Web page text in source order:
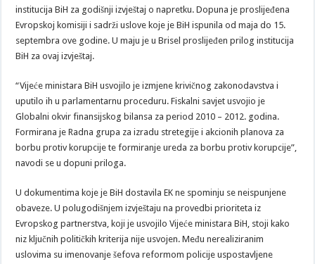
institucija BiH za godišnji izvještaj o napretku. Dopuna je proslijeđena
Evropskoj komisiji i sadrži uslove koje je BiH ispunila od maja do 15.
septembra ove godine. U maju je u Brisel proslijeđen prilog institucija
BiH za ovaj izvještaj.
“Vijeće ministara BiH usvojilo je izmjene krivičnog zakonodavstva i
uputilo ih u parlamentarnu proceduru. Fiskalni savjet usvojio je
Globalni okvir finansijskog bilansa za period 2010 – 2012. godina.
Formirana je Radna grupa za izradu stretegije i akcionih planova za
borbu protiv korupcije te formiranje ureda za borbu protiv korupcije”,
navodi se u dopuni priloga.
U dokumentima koje je BiH dostavila EK ne spominju se neispunjene
obaveze. U polugodišnjem izvještaju na provedbi prioriteta iz
Evropskog partnerstva, koji je usvojilo Vijeće ministara BiH, stoji kako
niz ključnih političkih kriterija nije usvojen. Među nerealiziranim
uslovima su imenovanje šefova reformom policije uspostavljene